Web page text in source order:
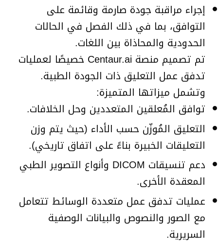
إجراء مراقبة جودة صارمة وقائمة على
التوافق، بما في ذلك الفصل في الحالات
الحدودية والمحاذاة بين اللغات.
تم تصميم منصة Centaur.ai خصيصًا لعمليات
تدفق عمل التعليق ذات الجودة الطبية.
وتشمل ميزاتها المتميزة:
توافق المُعلقين المتعددين وحل الخلافات.
التعليق المُوزّن حسب الأداء (حيث يتم وزن
التعليقات الخبيرة بناءً على اتفاق تاريخي).
دعم تنسيقات DICOM وأنواع التصوير الطبي
المعقدة الأخرى.
عمليات تدفق عمل متعددة الوسائط تتعامل
مع الصور والنصوص والبيانات الوصفية
السريرية.